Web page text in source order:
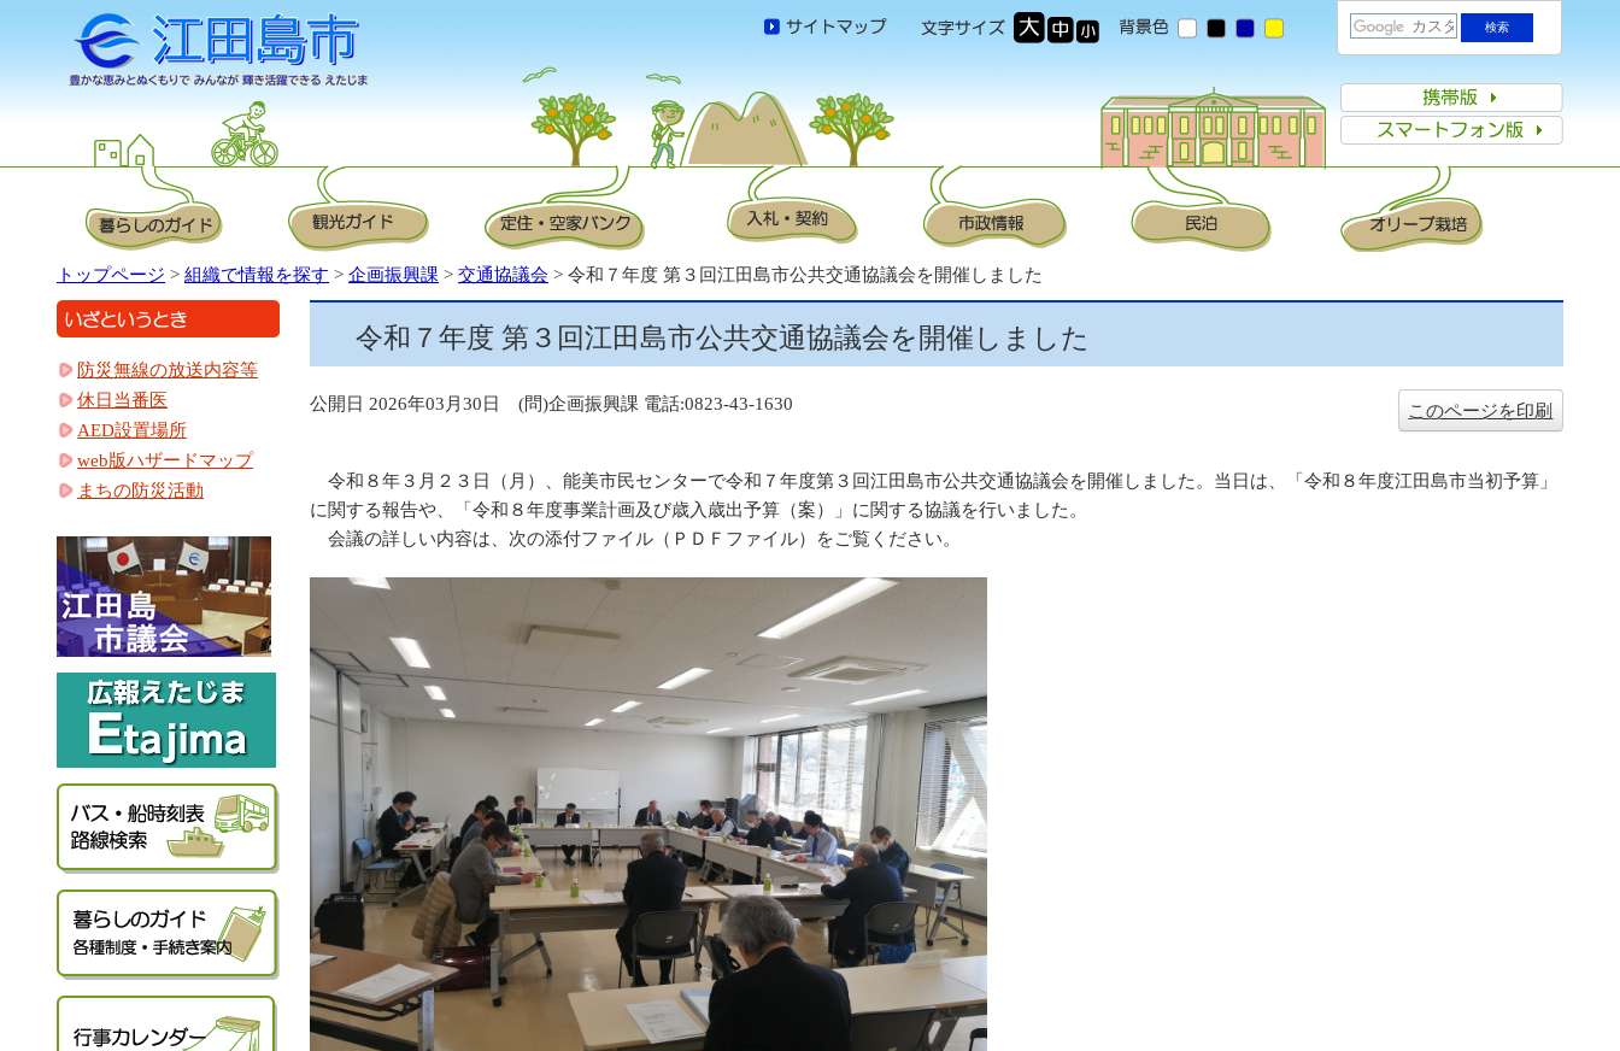
トップページ > 組織で情報を探す > 企画振興課 > 交通協議会 > 令和７年度 第３回江田島市公共交通協議会を開催しました
令和７年度 第３回江田島市公共交通協議会を開催しました
このページを印刷
公開日 2026年03月30日 (問)企画振興課 電話:0823-43-1630
令和８年３月２３日（月）、能美市民センターで令和７年度第３回江田島市公共交通協議会を開催しました。当日は、「令和８年度江田島市当初予算」
に関する報告や、「令和８年度事業計画及び歳入歳出予算（案）」に関する協議を行いました。
会議の詳しい内容は、次の添付ファイル（ＰＤＦファイル）をご覧ください。
防災無線の放送内容等
休日当番医
AED設置場所
web版ハザードマップ
まちの防災活動